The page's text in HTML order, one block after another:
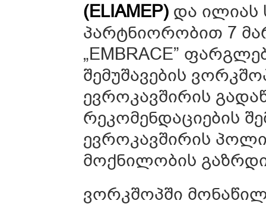
(ELIAMEP) და ილიას
პარტნიორობით 7
„EMBRACE”
შემუშავების
ევროკავშირის
რეკომენდაციების
ევროკავშირის
მოქნილობის
ვორკშოპში